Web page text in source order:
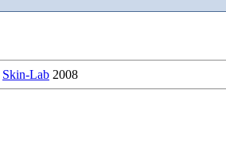
Skin-Lab 2008